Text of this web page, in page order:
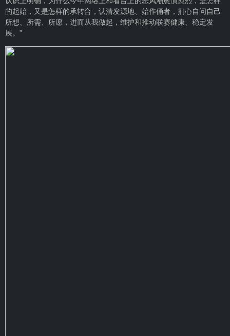
的起始，又是怎样的承转合，认清发源地、始作俑者，扪心自问自己
所想、所需、所愿，进而从我做起，维护和推动联赛健康、稳定发
展。”